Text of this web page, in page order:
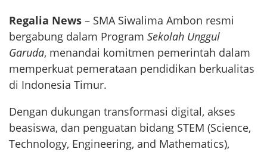
Regalia News – SMA Siwalima Ambon resmi
bergabung dalam Program Sekolah Unggul
Garuda, menandai komitmen pemerintah dalam
memperkuat pemerataan pendidikan berkualitas
di Indonesia Timur.
Dengan dukungan transformasi digital, akses
beasiswa, dan penguatan bidang STEM (Science,
Technology, Engineering, and Mathematics),